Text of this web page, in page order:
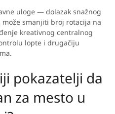
uloge — dolazak snažnog
smanjiti broj rotacija na
kreativnog centralnog
lopte i drugačiju
pokazatelji da
za mesto u